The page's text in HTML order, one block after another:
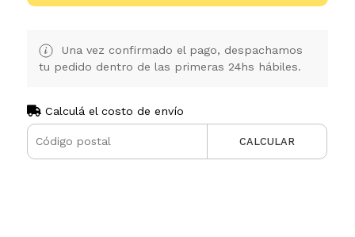
Una vez confirmado el pago, despachamos
tu pedido dentro de las primeras 24hs hábiles.
Calculá el costo de envío
CALCULAR